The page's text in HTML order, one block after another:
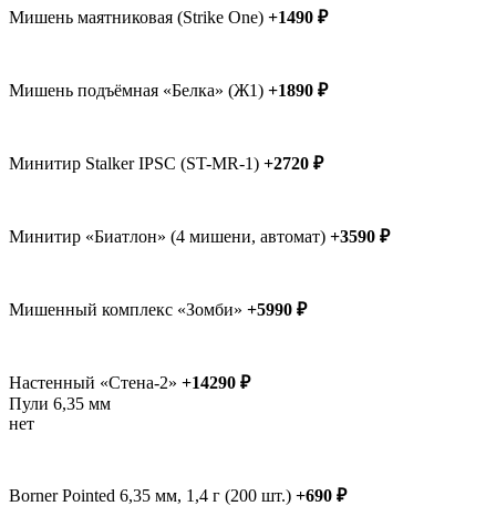
Мишень маятниковая (Strike One) +1490 ₽
Мишень подъёмная «Белка» (Ж1) +1890 ₽
Минитир Stalker IPSC (ST-MR-1) +2720 ₽
Минитир «Биатлон» (4 мишени, автомат) +3590 ₽
Мишенный комплекс «Зомби» +5990 ₽
Настенный «Стена-2» +14290 ₽
Пули 6,35 мм
нет
Borner Pointed 6,35 мм, 1,4 г (200 шт.) +690 ₽